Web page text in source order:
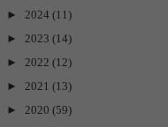
► 2024 (11)
► 2023 (14)
► 2022 (12)
► 2021 (13)
► 2020 (59)